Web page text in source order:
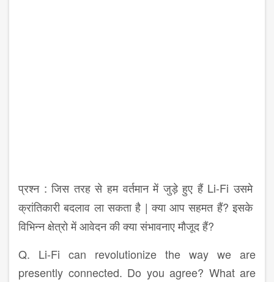
प्रश्न : जिस तरह से हम वर्तमान में जुड़े हुए हैं Li-Fiउसमे
क्रांतिकारी बदलाव ला सकता है |क्या आप सहमत हैं?इसके
विभिन्न क्षेत्रो में आवेदन की क्या संभावनाए मौजूद हैं?
Q. Li-Fi can revolutionize the way we are
presently connected. Do you agree? What are